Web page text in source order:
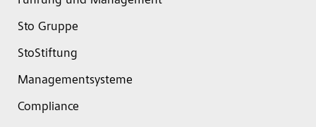
Sto Gruppe
StoStiftung
Managementsysteme
Compliance